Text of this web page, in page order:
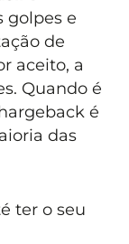
golpes e
de
aceito, a
Quando é
é
das
ter o seu